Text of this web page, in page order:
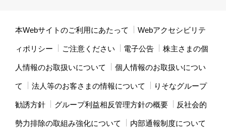
本Webサイトのご利用にあたって Webアクセシビリテ
ィポリシー ご注意ください 電子公告 株主さまの個
人情報のお取扱いについて 個人情報のお取扱いについ
て 法人等のお客さまの情報について りそなグループ
勧誘方針 グループ利益相反管理方針の概要 反社会的
勢力排除の取組み強化について 内部通報制度について